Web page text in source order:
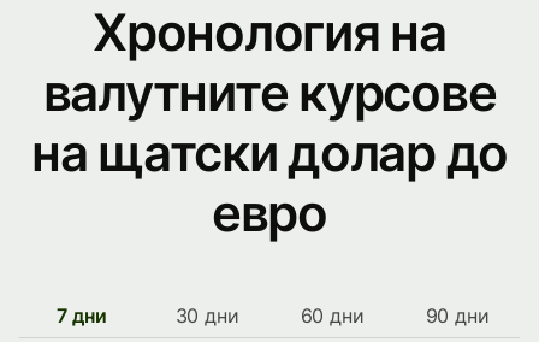
Хронология на
валутните курсове
на щатски долар до
евро
7 дни 30 дни 60 дни 90 дни